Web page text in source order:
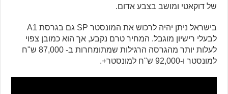
של דוקאטי ומושב בצבע אדום.
בישראל ניתן יהיה לרכוש את המונסטר SP גם בגרסת A1
לבעלי רישיון מוגבל. המחיר טרם נקבע, אך הוא כמובן צפוי
לעלות יותר מהגרסה הרגילות שמתומחרות ב- 87,000 ש"ח
למונסטר ו-92,000 ש"ח למונסטר+.